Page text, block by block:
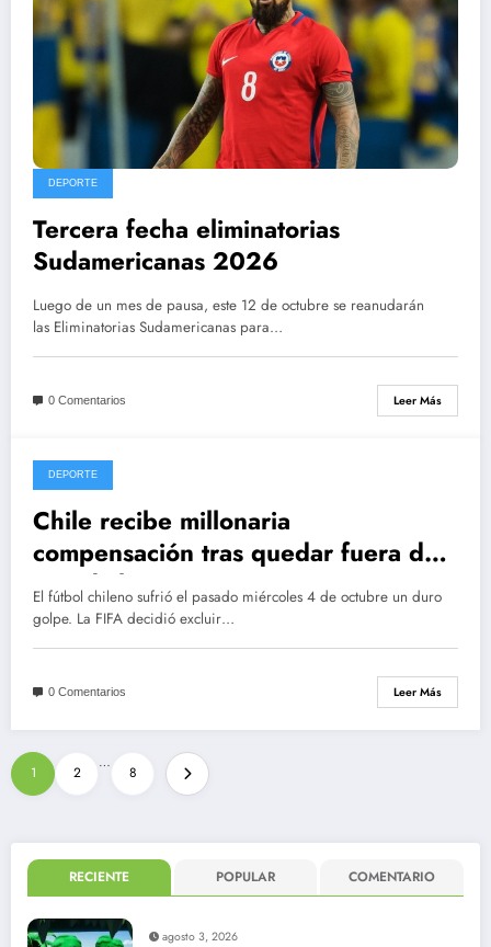
DEPORTE
Tercera fecha eliminatorias
Sudamericanas 2026
Luego de un mes de pausa, este 12 de octubre se reanudarán
las Eliminatorias Sudamericanas para…
0 Comentarios Leer Más
octubre 10, 2023
DEPORTE
Chile recibe millonaria
compensación tras quedar fuera del
Mundial 2030
El fútbol chileno sufrió el pasado miércoles 4 de octubre un duro
golpe. La FIFA decidió excluir…
0 Comentarios Leer Más
Paginación
de
entradas
1 2
…
8
RECIENTE POPULAR COMENTARIO
agosto 3, 2026